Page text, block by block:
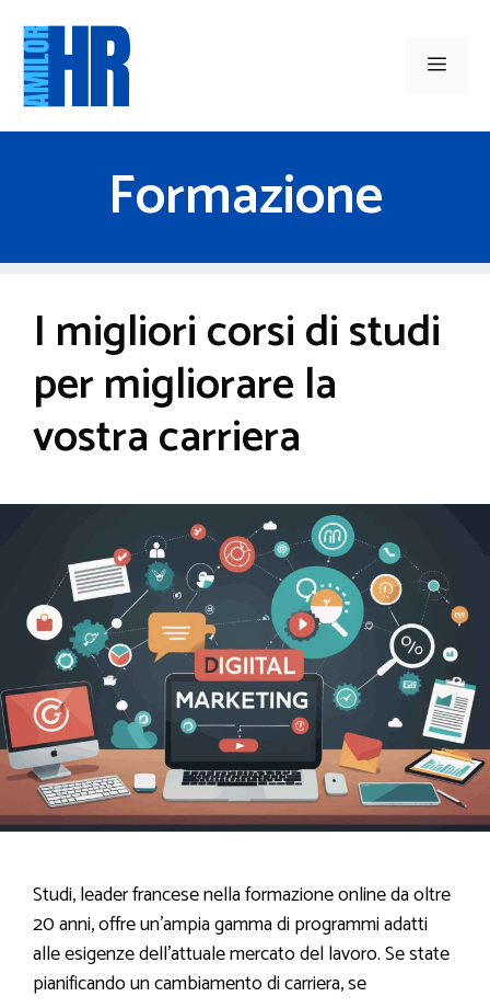
contenuto
Menu
Formazione
I migliori corsi di studi
per migliorare la
vostra carriera
Studi, leader francese nella formazione online da oltre
20 anni, offre un’ampia gamma di programmi adatti
alle esigenze dell’attuale mercato del lavoro. Se state
pianificando un cambiamento di carriera, se